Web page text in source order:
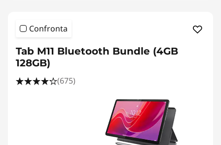
Confronta
Tab M11 Bluetooth Bundle (4GB
128GB)
(675)